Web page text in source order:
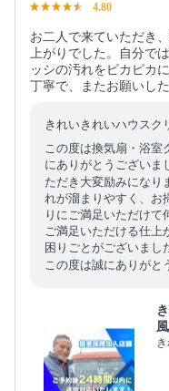
4.80
お二人で来ていただき
上がりでした。自分で
ッシの汚れをピカピカ
丁寧で、またお願いし
きれいきれいハウスク
この度は換気扇・浴室
にありがとうございま
ただき大変励みになり
れが溜まりやすく、お
りにご満足いただけて
ご満足いただける仕上
困りごとがございまし
この度は誠にありがと